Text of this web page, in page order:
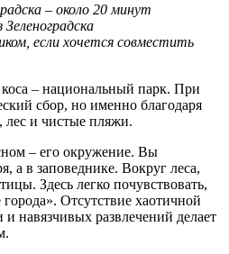
– около 20 минут
если хочется совместить
– национальный парк. При
сбор, но именно благодаря
лес и чистые пляжи.
– его окружение. Вы
а в заповеднике. Вокруг леса,
Здесь легко почувствовать,
Отсутствие хаотичной
навязчивых развлечений делает